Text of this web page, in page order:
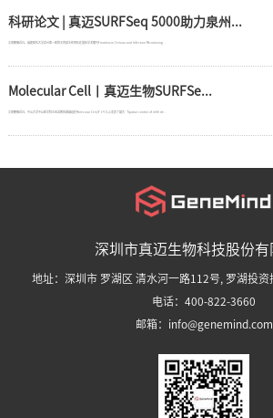
科研论文 | 真迈SURFSeq 5000助力泉州...
文章梗概近日，福建医科大学泉州第一医院王育斌主任团队在国际学术期刊Frontiers in Cellular and Infection Microbiolog...
Molecular Cell丨真迈生物SURFSe...
文章梗概近日，中山大学中山医学院王金凯教授课题组在Molecular Cell(IF 14.5)上发表了题为“Spatial control of m6A de...
深圳市真迈生物科技股份有
地址：深圳市 罗湖区 清水河一路112号, 罗湖投
电话：400-822-3660
邮箱：info@genemind.com